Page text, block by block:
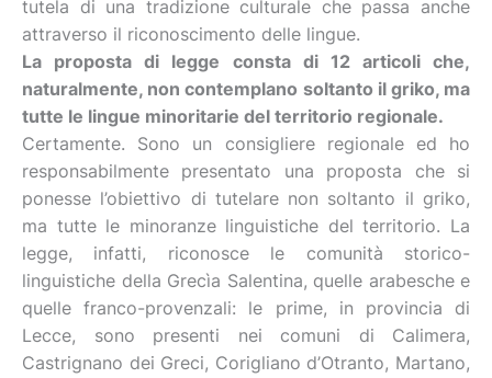
tutela di una tradizione culturale che passa anche
attraverso il riconoscimento delle lingue.
La proposta di legge consta di 12 articoli che,
naturalmente, non contemplano soltanto il griko, ma
tutte le lingue minoritarie del territorio regionale.
Certamente. Sono un consigliere regionale ed ho
responsabilmente presentato una proposta che si
ponesse l’obiettivo di tutelare non soltanto il griko,
ma tutte le minoranze linguistiche del territorio. La
legge, infatti, riconosce le comunità storico-
linguistiche della Grecìa Salentina, quelle arabesche e
quelle franco-provenzali: le prime, in provincia di
Lecce, sono presenti nei comuni di Calimera,
Castrignano dei Greci, Corigliano d’Otranto, Martano,